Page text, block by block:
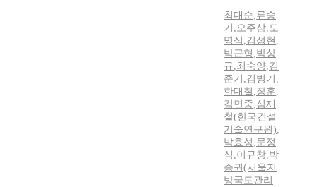
최대순,류승
기 ,오주삼,도
명식 ,김성현 ,
박근형 ,박상
규,최숙양,김
준기 ,김병기 ,
한대철 ,장훈,
김면중,심재
철(한국건설
기술연구원),
박효성 ,문정
식 ,이규창,박
종권(서울지
방국토관리